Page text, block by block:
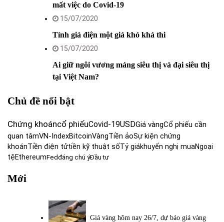
mất việc do Covid-19
15/07/2020
Tính giá điện một giá khó khả thi
15/07/2020
Ai giữ ngôi vương mảng siêu thị và đại siêu thị
tại Việt Nam?
Chủ đề nổi bật
Chứng khoáncổ phiếuCovid-19USDGiá vàngCổ phiếu cần
quan tâmVN-IndexBitcoinVàngTiền ảoSự kiện chứng
khoánTiền điện tửtiền kỹ thuật sốTỷ giákhuyến nghị muaNgoại
tệEthereumFedđáng chú ýĐầu tư
Mới
Giá vàng hôm nay 26/7, dự báo giá vàng